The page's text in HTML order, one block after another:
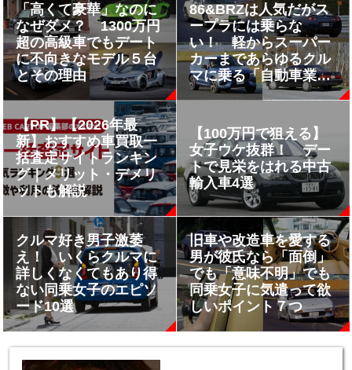
「高くて豪華」なのに
なぜダメ？ 1300万円
超の高級車でもデート
に不向きなモデル５台
とその理由
86&BRZは人気だがス
ープラには乗らな
い！ 軽からスーパー
カーまであらゆるクル
マに乗る「自動車業界
人」が買う車種とは
【PR】【2026年最
新】おすすめ車買取一
括査定サイトランキン
グ｜メリット・デメリ
ットも解説
【100万円で狙える】
女子ウケ抜群！ デー
トで見栄をはれる中古
輸入車4選
クルマ好き男子激萎
え！ いくらクルマに
詳しくなくてもあり得
ない同乗女子のエピソ
ード10選
旧車や改造車を愛する
男が彼氏なら「面倒」
でも「意味不明」でも
同乗女子に気遣って欲
しいポイント７つ